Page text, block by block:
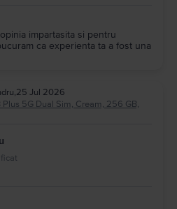
impartasita si pentru
ca experienta ta a fost una
,25 Jul 2026
5G Dual Sim, Cream, 256 GB,